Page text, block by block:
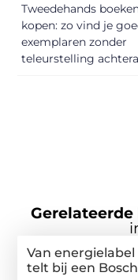
Tweedehands
kopen: zo vind je
exemplaren zonder
teleurstelling
Van
telt bij een